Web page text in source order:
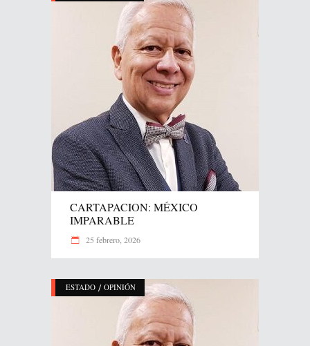
CARTAPACION: MÉXICO
IMPARABLE
25 febrero, 2026
ESTADO / OPINIÓN